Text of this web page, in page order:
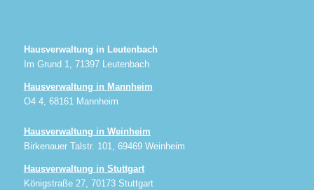
Hausverwaltung in Leutenbach
Im Grund 1, 71397 Leutenbach
Hausverwaltung in Mannheim
O4 4, 68161 Mannheim
Hausverwaltung in Weinheim
Birkenauer Talstr. 101, 69469 Weinheim
Hausverwaltung in Stuttgart
Königstraße 27, 70173 Stuttgart